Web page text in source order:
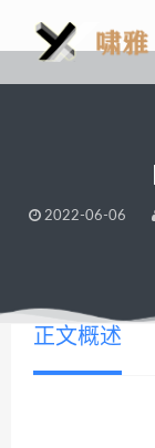
2022-06-06
正文概述